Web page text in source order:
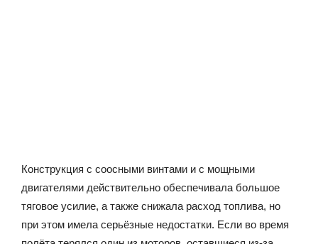
Конструкция с соосными винтами и с мощными
двигателями действительно обеспечивала большое
тяговое усилие, а также снижала расход топлива, но
при этом имела серьёзные недостатки. Если во время